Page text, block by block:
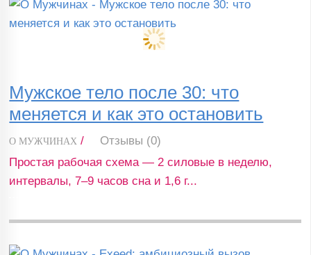
Мужское тело после 30: что
меняется и как это остановить
О МУЖЧИНАХ /
Отзывы (0)
Простая рабочая схема — 2 силовые в неделю,
интервалы, 7–9 часов сна и 1,6 г...